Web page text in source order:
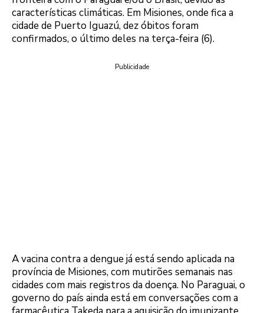
características climáticas. Em Misiones, onde fica a
cidade de Puerto Iguazú, dez óbitos foram
confirmados, o último deles na terça-feira (6).
Publicidade
A vacina contra a dengue já está sendo aplicada na
província de Misiones, com mutirões semanais nas
cidades com mais registros da doença. No Paraguai, o
governo do país ainda está em conversações com a